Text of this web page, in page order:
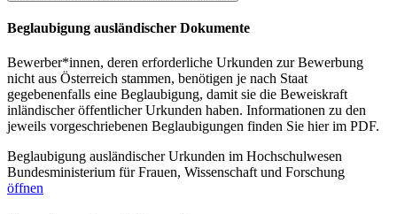
Beglaubigung ausländischer Dokumente
Bewerber*innen, deren erforderliche Urkunden zur Bewerbung
nicht aus Österreich stammen, benötigen je nach Staat
gegebenenfalls eine Beglaubigung, damit sie die Beweiskraft
inländischer öffentlicher Urkunden haben. Informationen zu den
jeweils vorgeschriebenen Beglaubigungen finden Sie hier im PDF.
Beglaubigung ausländischer Urkunden im Hochschulwesen
Bundesministerium für Frauen, Wissenschaft und Forschung
öffnen